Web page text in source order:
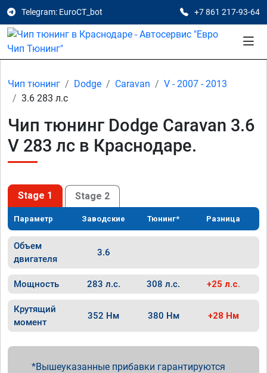
Telegram: EuroCT_bot +7 861 217-93-64
Чип тюнинг Dodge Caravan
V - 2007 - 2013
3.6 283 л.с
Чип тюнинг Dodge Caravan 3.6
V 283 лс в Краснодаре.
Stage 1 Stage 2
Параметр Заводские Тюнинг* Разница
Объем
двигателя
3.6
Мощность 283 л.с. 308 л.с. +25 л.с.
Крутящий
момент
352 Нм 380 Нм +28 Нм
Вышеуказанные прибавки гарантируются